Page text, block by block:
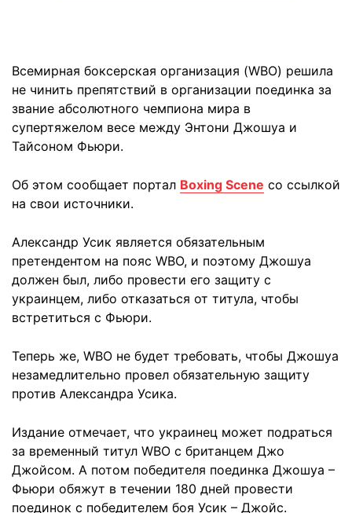
Всемирная боксерская организация (WBO) решила
не чинить препятствий в организации поединка за
звание абсолютного чемпиона мира в
супертяжелом весе между Энтони Джошуа и
Тайсоном Фьюри.
Об этом сообщает портал Boxing Scene со ссылкой
на свои источники.
Александр Усик является обязательным
претендентом на пояс WBO, и поэтому Джошуа
должен был, либо провести его защиту с
украинцем, либо отказаться от титула, чтобы
встретиться с Фьюри.
Теперь же, WBO не будет требовать, чтобы Джошуа
незамедлительно провел обязательную защиту
против Александра Усика.
Издание отмечает, что украинец может подраться
за временный титул WBO с британцем Джо
Джойсом. А потом победителя поединка Джошуа –
Фьюри обяжут в течении 180 дней провести
поединок с победителем боя Усик – Джойс.